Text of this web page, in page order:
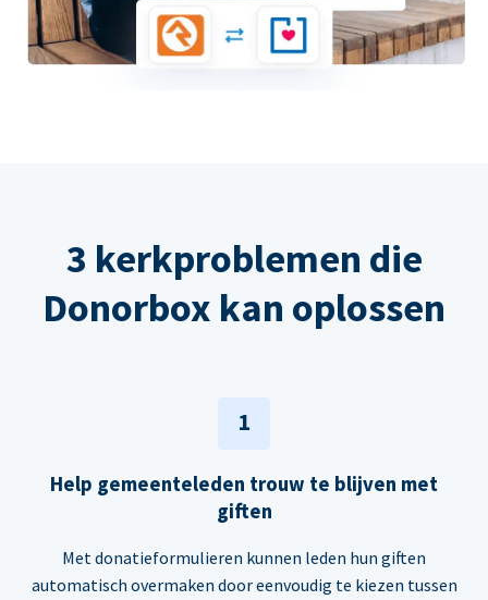
3 kerkproblemen die
Donorbox kan oplossen
1
Help gemeenteleden trouw te blijven met
giften
Met donatieformulieren kunnen leden hun giften
automatisch overmaken door eenvoudig te kiezen tussen